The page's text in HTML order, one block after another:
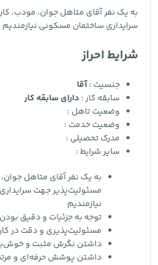
به یک نفر آقای متاهل جوان، مودب،
سرایداری ساختمان مسکونی نیازمندیم
شرایط احراز
جنسیت :آقا
سابقه کار : دارای سابقه کار
وضعیت تاهل :
وضعیت خدمت :
مدرک تحصیلی :
سایر شرایط :
به یک نفر آقای متاهل
مسئولیت‌پذیر جهت
نیازمندیم
توجه به جزئیات و دقیق
مسئولیت‌پذیری و دقت در
داشتن نگرش مثبت و
داشتن پوشش حرفه‌ای و